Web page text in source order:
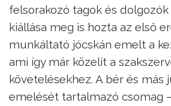
felsorakozó tagok és
kiállása meg is hozta az első
munkáltató jócskán emelt a
ami így már közelít a
követelésekhez. A bér és más
emelését tartalmazó csomag